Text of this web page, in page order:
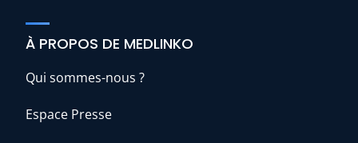
À PROPOS DE MEDLINKO
Qui sommes-nous ?
Espace Presse